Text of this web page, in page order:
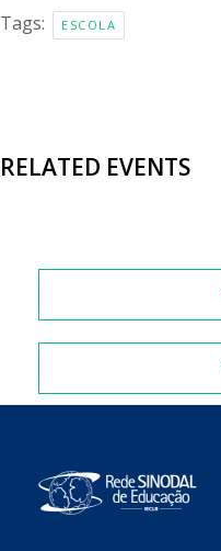
Tags: ESCOLA
RELATED EVENTS